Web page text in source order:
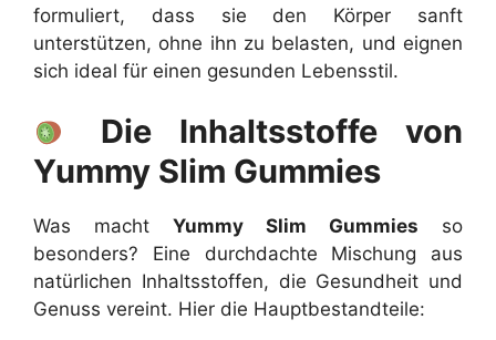
formuliert, dass sie den Körper sanft
unterstützen, ohne ihn zu belasten, und eignen
sich ideal für einen gesunden Lebensstil.
Die Inhaltsstoffe von
Yummy Slim Gummies
Was macht Yummy Slim Gummies so
besonders? Eine durchdachte Mischung aus
natürlichen Inhaltsstoffen, die Gesundheit und
Genuss vereint. Hier die Hauptbestandteile: